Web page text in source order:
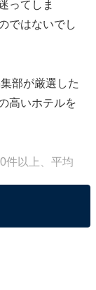
ってしま
ではないでし
部が厳選した
高いホテルを
件以上、平均
ュース お買